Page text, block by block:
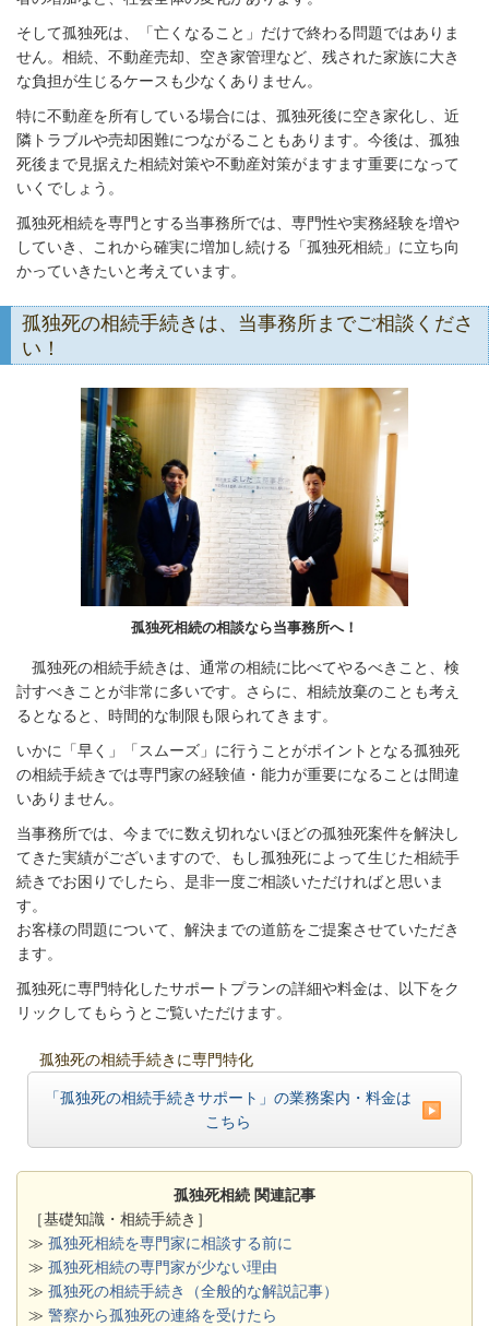
そして孤独死は、「亡くなること」だけで終わる問題ではありま
せん。相続、不動産売却、空き家管理など、残された家族に大き
な負担が生じるケースも少なくありません。
特に不動産を所有している場合には、孤独死後に空き家化し、近
隣トラブルや売却困難につながることもあります。今後は、孤独
死後まで見据えた相続対策や不動産対策がますます重要になって
いくでしょう。
孤独死相続を専門とする当事務所では、専門性や実務経験を増や
していき、これから確実に増加し続ける「孤独死相続」に立ち向
かっていきたいと考えています。
孤独死の相続手続きは、当事務所までご相談くださ
い！
孤独死相続の相談なら当事務所へ！
孤独死の相続手続きは、通常の相続に比べてやるべきこと、検
討すべきことが非常に多いです。さらに、相続放棄のことも考え
るとなると、時間的な制限も限られてきます。
いかに「早く」「スムーズ」に行うことがポイントとなる孤独死
の相続手続きでは専門家の経験値・能力が重要になることは間違
いありません。
当事務所では、今までに数え切れないほどの孤独死案件を解決し
てきた実績がございますので、もし孤独死によって生じた相続手
続きでお困りでしたら、是非一度ご相談いただければと思いま
す。
お客様の問題について、解決までの道筋をご提案させていただき
ます。
孤独死に専門特化したサポートプランの詳細や料金は、以下をク
リックしてもらうとご覧いただけます。
孤独死の相続手続きに専門特化
「孤独死の相続手続きサポート」の業務案内・料金は
こちら
孤独死相続 関連記事
［基礎知識・相続手続き］
≫ 孤独死相続を専門家に相談する前に
≫ 孤独死相続の専門家が少ない理由
≫ 孤独死の相続手続き（全般的な解説記事）
≫ 警察から孤独死の連絡を受けたら